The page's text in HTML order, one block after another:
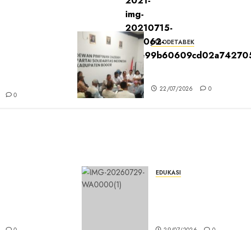
0
JABODETABEK
DPD PSI Kab. Bogor
22/07/2026 0
EDUKASI